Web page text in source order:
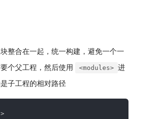
整合在一起，统一构建，避免一个一
个父工程，然后使用
<modules> 进
子工程的相对路径
>